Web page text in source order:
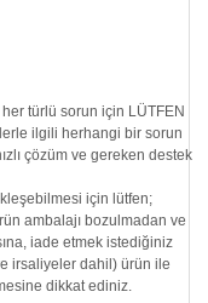
her türlü sorun için LÜTFEN
ilgili herhangi bir sorun
çözüm ve gereken destek
için lütfen;
ambalajı bozulmadan ve
iade etmek istediğiniz
irsaliyeler dahil) ürün ile
dikkat ediniz.